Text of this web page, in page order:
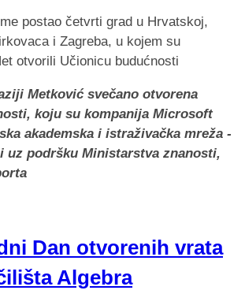
Metković svečano otvorena
koju su kompanija Microsoft
akademska i istraživačka mreža -
uz podršku Ministarstva znanosti,
Dan otvorenih vrata
Algebra